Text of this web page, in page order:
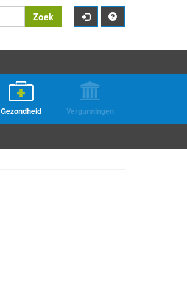
Zoek
Gezondheid Vergunningen